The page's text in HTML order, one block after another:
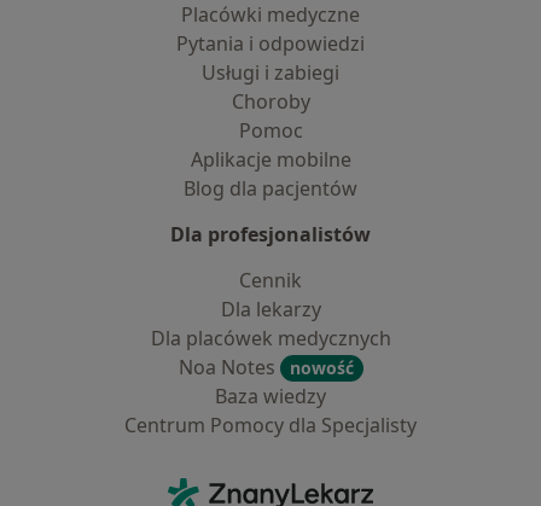
Placówki medyczne
Pytania i odpowiedzi
Usługi i zabiegi
Choroby
Pomoc
Aplikacje mobilne
Blog dla pacjentów
Dla profesjonalistów
Cennik
Dla lekarzy
Dla placówek medycznych
Noa Notes
nowość
Baza wiedzy
Centrum Pomocy dla Specjalisty
ZnanyLekarz - Strona główna